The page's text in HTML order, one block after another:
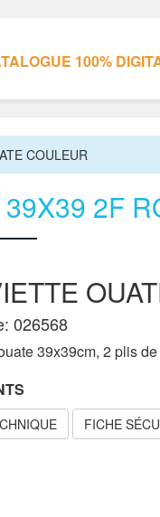
100%
COULEUR
2F
026568
39x39cm, 2 plis
FICHE